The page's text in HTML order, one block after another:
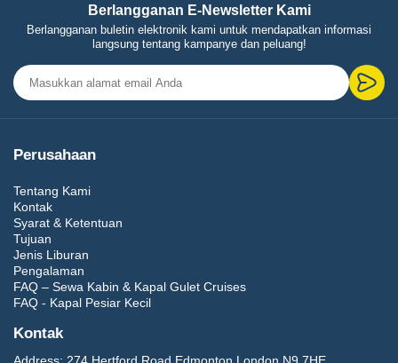
Berlangganan E-Newsletter Kami
Berlangganan buletin elektronik kami untuk mendapatkan informasi
langsung tentang kampanye dan peluang!
Perusahaan
Tentang Kami
Kontak
Syarat & Ketentuan
Tujuan
Jenis Liburan
Pengalaman
FAQ – Sewa Kabin & Kapal Gulet Cruises
FAQ - Kapal Pesiar Kecil
Kontak